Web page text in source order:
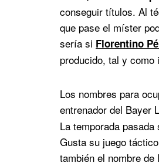
conseguir títulos. Al
que pase el míster
sería si Florentino
producido, tal y como
Los nombres para
entrenador del Bayer
La temporada
Gusta su juego
también el nombre